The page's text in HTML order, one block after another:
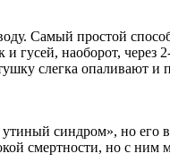
Самый простой
гусей, наоборот, через
слегка опаливают и
синдром», но его
смертности, но с ним